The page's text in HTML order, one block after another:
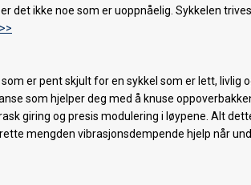
det ikke noe som er uoppnåelig. Sykkelen
>>
er pent skjult for en sykkel som er lett, livlig
som hjelper deg med å knuse
giring og presis modulering i løypene. Alt
mengden vibrasjonsdempende hjelp når